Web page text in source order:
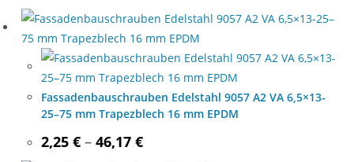
through
Fassadenbauschrauben Edelstahl 9057 A2 VA 6,5×13-
25–75 mm Trapezblech 16 mm EPDM
2,25€ – 46,17€Price
range: